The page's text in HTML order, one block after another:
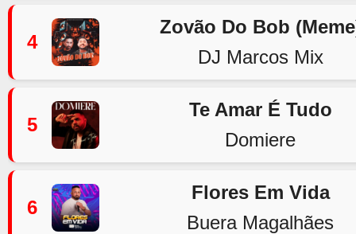
4
Zovão Do Bob
DJ Marcos Mix
5
Te Amar É Tudo
Domiere
6
Flores Em Vida
Buera Magalhães